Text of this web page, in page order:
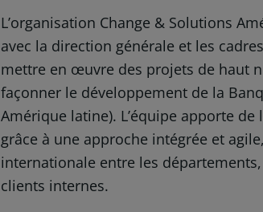
L’organisation Change & Solutions
avec la direction générale et les
mettre en œuvre des projets de haut
façonner le développement de la
Amérique latine). L’équipe apporte de
grâce à une approche intégrée et
internationale entre les
clients internes.